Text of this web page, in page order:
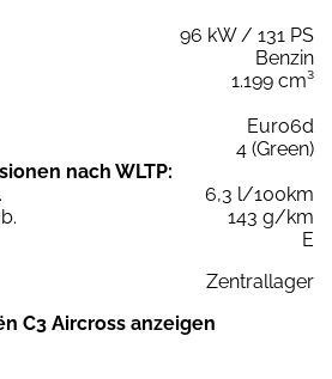
96 kW / 131 PS
Benzin
1.199 cm³
Euro6d
4 (Green)
nach WLTP:
6,3 l/100km
143 g/km
E
Zentrallager
C3 Aircross anzeigen